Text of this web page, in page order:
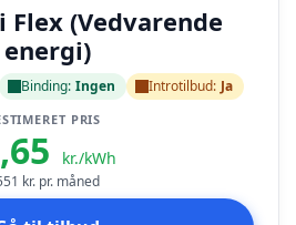
Flex (Vedvarende
energi)
Binding: Ingen Introtilbud: Ja
PRIS
kr./kWh
kr. pr. måned